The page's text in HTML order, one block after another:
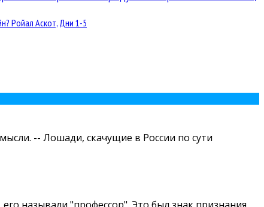
Ройал Аскот, Дни 1-5
-- Лошади, скачущие в России по сути